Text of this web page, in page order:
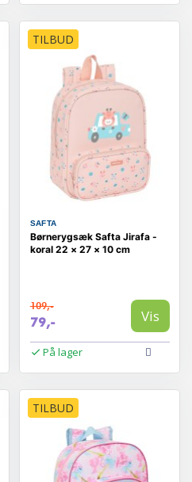
TILBUD
SAFTA
Børnerygsæk Safta Jirafa -
koral 22 × 27 × 10 cm
109,-
79,- Vis
På lager
TILBUD